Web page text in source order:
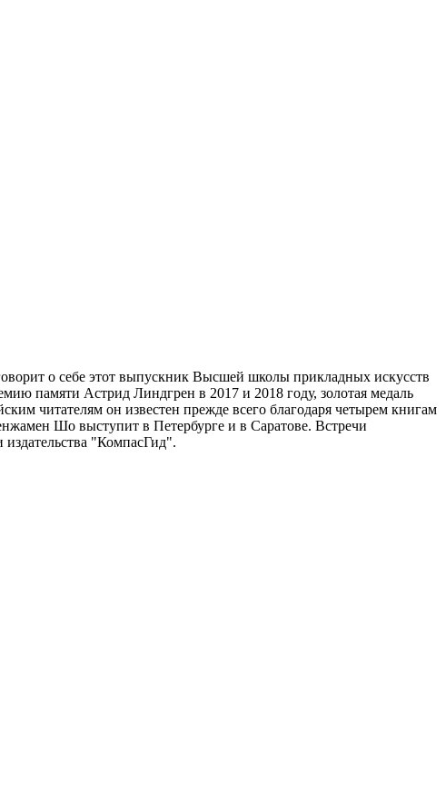
о себе этот выпускник Высшей школы прикладных искусств
памяти Астрид Линдгрен в 2017 и 2018 году, золотая медаль
читателям он известен прежде всего благодаря четырем книгам
Шо выступит в Петербурге и в Саратове. Встречи
"КомпасГид".